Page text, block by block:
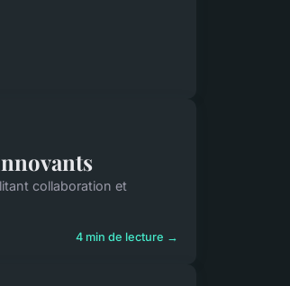
collaboration et
4 min de lecture →